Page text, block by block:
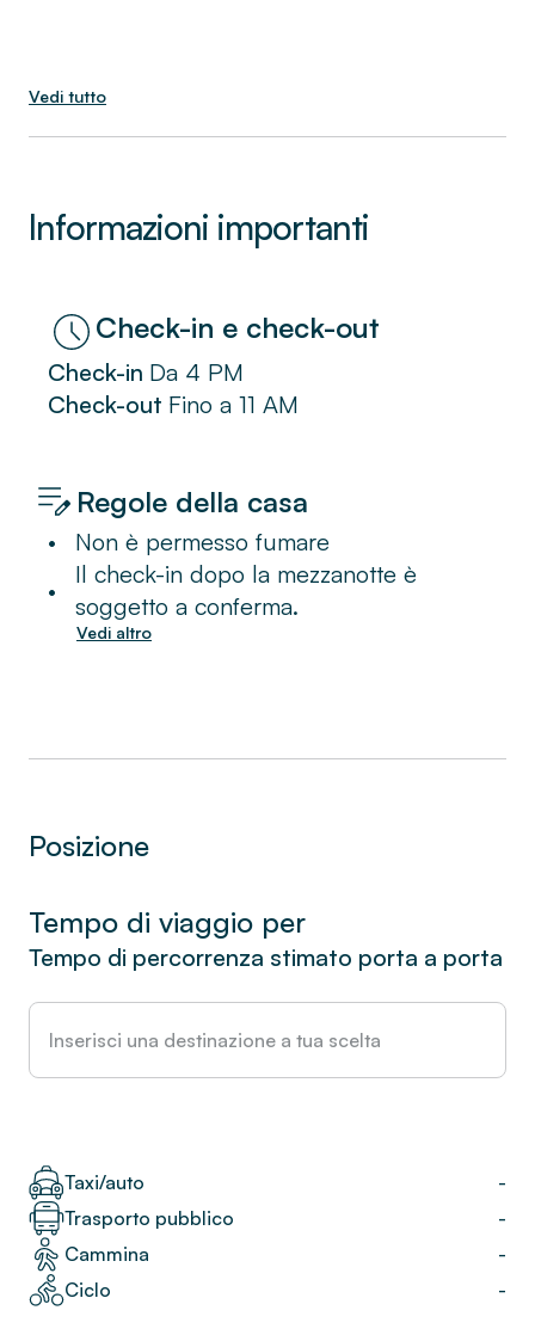
Vedi tutto
Informazioni importanti
Check-in Da 4 PM
Check-out Fino a 11 AM
Regole della casa
•
Non è permesso fumare
•
Il check-in dopo la mezzanotte è
soggetto a conferma.
Vedi altro
Posizione
Tempo di viaggio per
Tempo di percorrenza stimato porta a porta
Taxi/auto
-
Trasporto pubblico
-
Cammina
-
Ciclo
-